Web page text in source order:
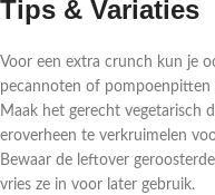
Tips & Variaties
Voor een extra crunch kun je
pecannoten of pompoenpitten
Maak het gerecht vegetarisch
eroverheen te verkruimelen
Bewaar de leftover
vries ze in voor later gebruik.